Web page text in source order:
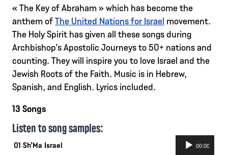
« The Key of Abraham » which has become the
anthem ofThe United Nations for Israel movement.
The Holy Spirit has given all these songs during
Archbishop’s Apostolic Journeys to 50+ nations and
counting. They will inspire you to love Israel and the
Jewish Roots of the Faith. Music is in Hebrew,
Spanish, and English. Lyrics included.
13 Songs
Listen to song samples:
01 Sh’Ma Israel 00:00